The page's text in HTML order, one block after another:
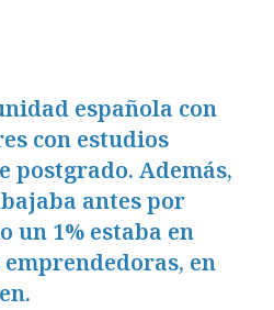
española con
con estudios
postgrado. Además,
antes por
un 1% estaba en
en